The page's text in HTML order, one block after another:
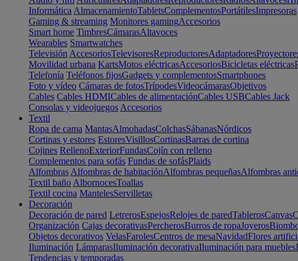
Informática AlmacenamientoTabletsComplementosPortátilesImpresoras
Gaming & streaming Monitores gamingAccesorios
Smart home TimbresCámarasAltavoces
Wearables Smartwatches
Televisión AccesoriosTelevisoresReproductoresAdaptadores
Movilidad urbana KartsMotos eléctricasAccesoriosBicicletas eléctricas
Telefonía Teléfonos fijosGadgets y complementosSmartphones
Foto y vídeo Cámaras de fotosTrípodesVideocámarasObjetivos
Cables Cables HDMICables de alimentaciónCables USBCables Jack
Consolas y videojuegos Accesorios
Textil
Ropa de cama MantasAlmohadasColchasSábanasNórdicos
Cortinas y estores EstoresVisillosCortinasBarras de cortina
Cojines RellenoExteriorFundasCojín con relleno
Complementos para sofás Fundas de sofásPlaids
Alfombras Alfombras de habitaciónAlfombras pequeñasAlfombras
Textil baño AlbornocesToallas
Textil cocina MantelesServilletas
Decoración
Decoración de pared LetrerosEspejosRelojes de paredTablerosCanvas
Organización Cajas decorativasPercherosBurros de ropaJoyeros
Objetos decorativos VelasFarolesCentros de mesaNavidadFlores
Iluminación LámparasIluminación decorativaIluminación para muebles
Tendencias y temporadas